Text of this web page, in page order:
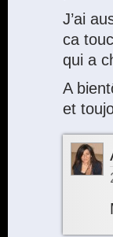
J’ai
ca
qui a
A
et